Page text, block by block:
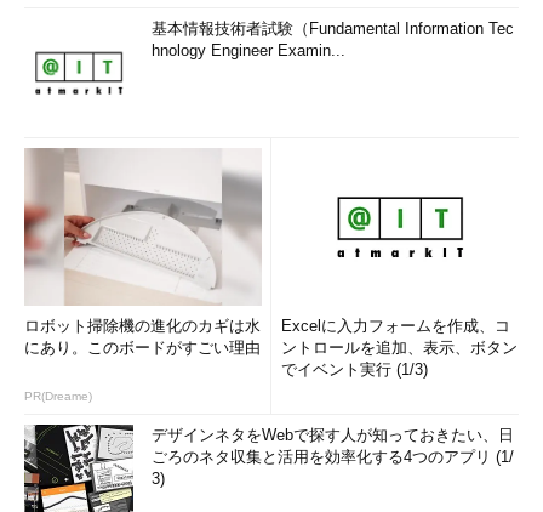
基本情報技術者試験（Fundamental Information Tec
hnology Engineer Examin...
ロボット掃除機の進化のカギは水
にあり。このボードがすごい理由
PR(Dreame)
Excelに入力フォームを作成、コ
ントロールを追加、表示、ボタン
でイベント実行 (1/3)
デザインネタをWebで探す人が知っておきたい、日
ごろのネタ収集と活用を効率化する4つのアプリ (1/
3)